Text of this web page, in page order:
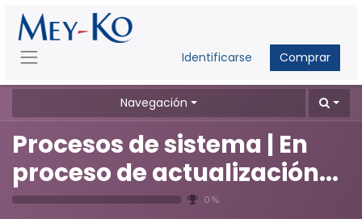
Identificarse Comprar
Navegación
Procesos de sistema | En
proceso de actualización...
0 %